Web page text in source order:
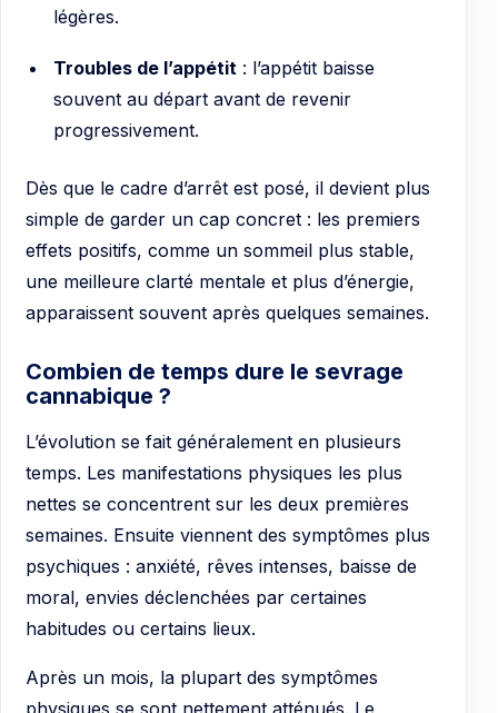
légères.
Troubles de l’appétit: l’appétit baisse
souvent au départ avant de revenir
progressivement.
Dès que le cadre d’arrêt est posé, il devient plus
simple de garder un cap concret : les premiers
effets positifs, comme un sommeil plus stable,
une meilleure clarté mentale et plus d’énergie,
apparaissent souvent après quelques semaines.
Combien de temps dure le sevrage
cannabique ?
L’évolution se fait généralement en plusieurs
temps. Les manifestations physiques les plus
nettes se concentrent sur les deux premières
semaines. Ensuite viennent des symptômes plus
psychiques : anxiété, rêves intenses, baisse de
moral, envies déclenchées par certaines
habitudes ou certains lieux.
Après un mois, la plupart des symptômes